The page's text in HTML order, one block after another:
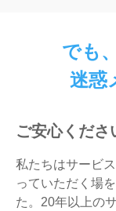
でも
迷惑
ご安心くださ
私たちはサービ
っていただく場
た。20年以上の